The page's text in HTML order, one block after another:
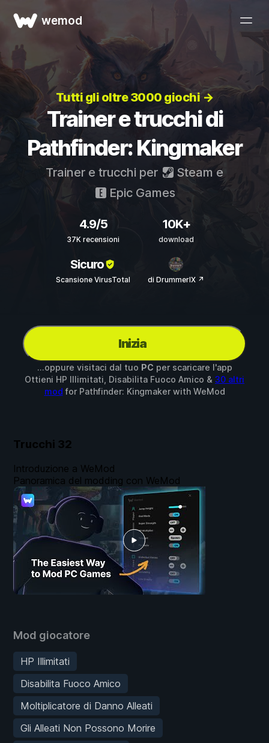
wemod
Tutti gli oltre 3000 giochi →
Trainer e trucchi di
Pathfinder: Kingmaker
Trainer e trucchi per Steam e
Epic Games
4.9/5
37K recensioni
10K+
download
Sicuro
Scansione VirusTotal di DrummerIX ↗
Inizia
...oppure visitaci dal tuo PC per scaricare l'app
Ottieni HP Illimitati, Disabilita Fuoco Amico & 30 altri
mod for Pathfinder: Kingmakerwith WeMod
Trucchi 32
Mod giocatore
HP Illimitati
Disabilita Fuoco Amico
Moltiplicatore di Danno Alleati
Gli Alleati Non Possono Morire
Introduzione a WeMod
Panoramica del modding con WeMod